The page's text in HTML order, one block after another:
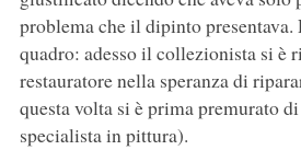
problema che il dipinto
quadro: adesso il collezionista si è
restauratore nella speranza di
questa volta si è prima premurato
specialista in pittura).